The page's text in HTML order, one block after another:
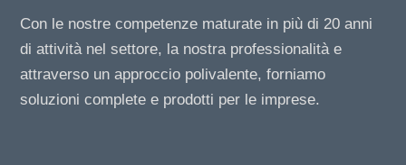
Con le nostre competenze maturate in più di 20 anni
di attività nel settore, la nostra professionalità e
attraverso un approccio polivalente, forniamo
soluzioni complete e prodotti per le imprese.